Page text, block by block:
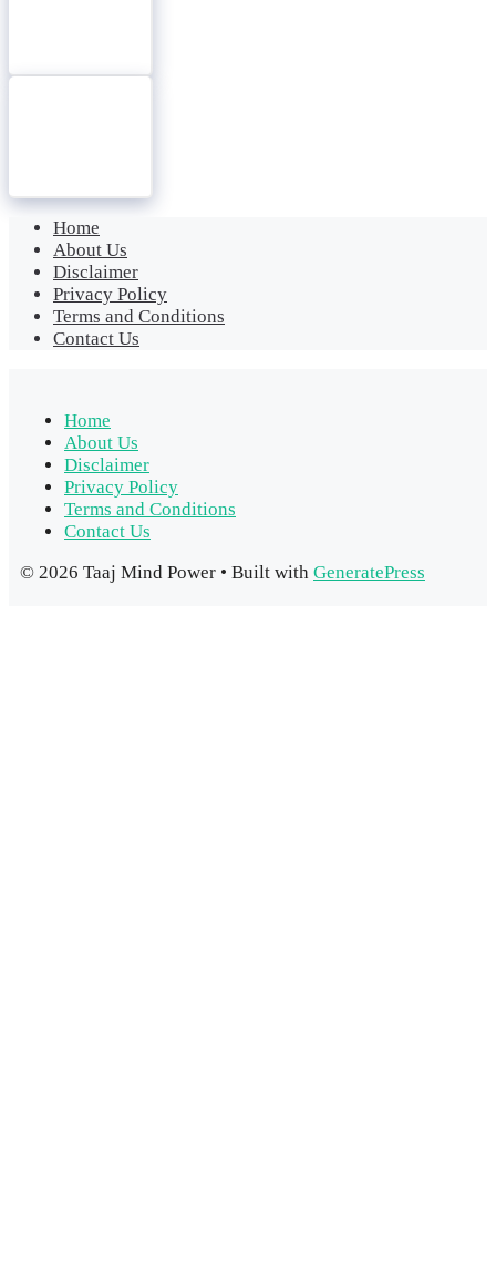
Home
About Us
Disclaimer
Privacy Policy
Terms and Conditions
Contact Us
Home
About Us
Disclaimer
Privacy Policy
Terms and Conditions
Contact Us
© 2026 Taaj Mind Power • Built with GeneratePress